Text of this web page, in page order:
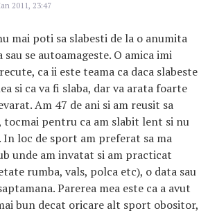
2011, 23:47
mai poti sa slabesti de la o anumita
sau se autoamageste. O amica imi
ca ii este teama ca daca slabeste
si ca va fi slaba, dar va arata foarte
Am 47 de ani si am reusit sa
tocmai pentru ca am slabit lent si nu
loc de sport am preferat sa ma
unde am invatat si am practicat
rumba, vals, polca etc), o data sau
Parerea mea este ca a avut
bun decat oricare alt sport obositor,